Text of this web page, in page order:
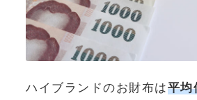
ハイブランドのお財布は平均